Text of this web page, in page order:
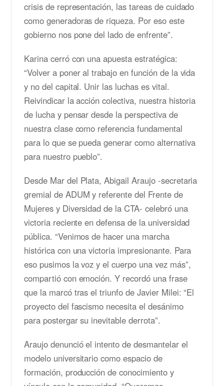
crisis de representación, las tareas de cuidado
como generadoras de riqueza. Por eso este
gobierno nos pone del lado de enfrente”.
Karina cerró con una apuesta estratégica:
“Volver a poner al trabajo en función de la vida
y no del capital. Unir las luchas es vital.
Reivindicar la acción colectiva, nuestra historia
de lucha y pensar desde la perspectiva de
nuestra clase como referencia fundamental
para lo que se pueda generar como alternativa
para nuestro pueblo”.
Desde Mar del Plata, Abigail Araujo -secretaria
gremial de ADUM y referente del Frente de
Mujeres y Diversidad de la CTA- celebró una
victoria reciente en defensa de la universidad
pública. “Venimos de hacer una marcha
histórica con una victoria impresionante. Para
eso pusimos la voz y el cuerpo una vez más”,
compartió con emoción. Y recordó una frase
que la marcó tras el triunfo de Javier Milei: “El
proyecto del fascismo necesita el desánimo
para postergar su inevitable derrota”.
Araujo denunció el intento de desmantelar el
modelo universitario como espacio de
formación, producción de conocimiento y